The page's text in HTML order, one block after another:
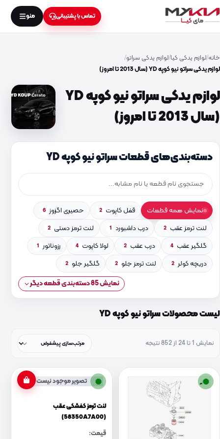
تماس با پشتیبانی منو
خانه لوازم یدکی کیا لوازم یدکی سراتو
لوازم یدکی سراتو نیو کوپه YD (سال 2013 تا امروز)
لوازم یدکی سراتو نیو کوپه YD
(سال 2013 تا امروز)
دسته‌بندی‌های قطعات سراتو نیو کوپه YD
نمایش همه قطعات قفل کاپوت 2 حصیری اگزوز 6
لنت ترمز عقب 2 درب داشبورد 1 لنت ترمز دستی 2
گلگیر عقب 4 درب عقب 2 لولا کاپوت 4 رزوناتور 1
دریچه کولر 2 لنت ترمز جلو 2 گلگیر جلو 2
نمایش 85 دسته‌بندی قطعه دیگر
لیست محصولات سراتو نیو کوپه YD
نمایش 1 تا 24 از 852 نتیجه
تصویر موجود نیست
لنت ترمز کفشکی عقب
(58350A7A00)
قیمت: